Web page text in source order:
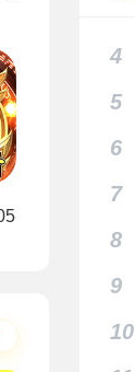
折臻享买断）
4
5
6
7
8
9
10